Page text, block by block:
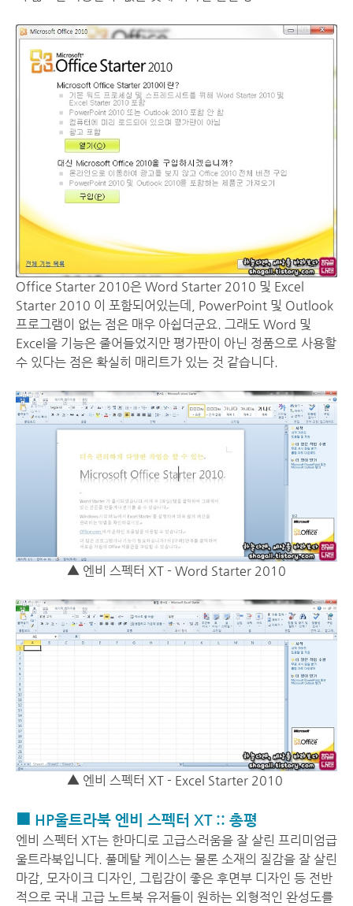
Office Starter 2010은 Word Starter 2010 및 Excel
Starter 2010 이 포함되어있는데, PowerPoint 및 Outlook
프로그램이 없는 점은 매우 아쉽더군요. 그래도 Word 및
Excel을 기능은 줄어들었지만 평가판이 아닌 정품으로 사용할
수 있다는 점은 확실히 매리트가 있는 것 같습니다.
▲ 엔비 스펙터 XT - Word Starter 2010
▲ 엔비 스펙터 XT - Excel Starter 2010
■ HP울트라북 엔비 스펙터 XT :: 총평
엔비 스펙터 XT는 한마디로 고급스러움을 잘 살린 프리미엄급
울트라북입니다. 풀메탈 케이스는 물론 소재의 질감을 잘 살린
마감, 모자이크 디자인, 그립감이 좋은 후면부 디자인 등 전반
적으로 국내 고급 노트북 유저들이 원하는 외형적인 완성도를